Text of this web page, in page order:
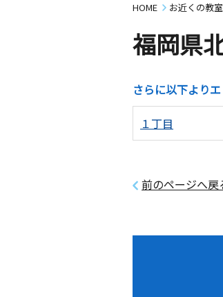
HOME お近くの教
福岡県
さらに以下より
１丁目
前のページへ戻